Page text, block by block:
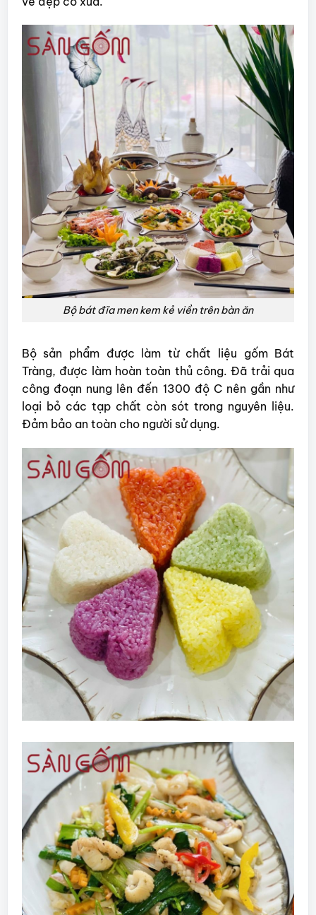
Bộ bát đĩa men kem kẻ viền trên bàn ăn
Bộ sản phẩm được làm từ chất liệu gốm Bát
Tràng, được làm hoàn toàn thủ công. Đã trải qua
công đoạn nung lên đến 1300 độ C nên gần như
loại bỏ các tạp chất còn sót trong nguyên liệu.
Đảm bảo an toàn cho người sử dụng.